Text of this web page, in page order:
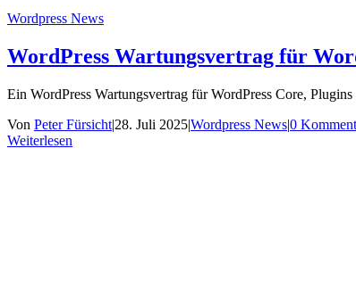
Wordpress News
WordPress Wartungsvertrag für
Ein WordPress Wartungsvertrag für WordPress Core,
Von Peter Fürsicht|28. Juli 2025|Wordpress News|0
Weiterlesen